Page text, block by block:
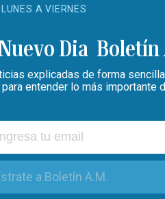
LUNES A VIERNES
Boletín
explicadas de forma
entender lo más importante
a Boletín A.M.